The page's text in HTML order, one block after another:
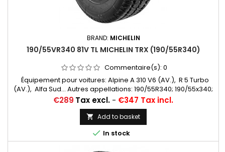
BRAND: MICHELIN
190/55VR340 81V TL MICHELIN TRX (190/55R340)
Commentaire(s): 0
Équipement pour voitures: Alpine A 310 V6 (AV.), R 5 Turbo
(AV.), Alfa Sud... Autres appellations: 190/55R340; 190/55x340;
190/55-340
Price
€289 Tax excl. - €347 Tax incl.
 Add to basket
 In stock